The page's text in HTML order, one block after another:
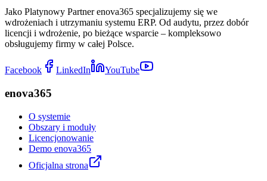
Jako Platynowy Partner enova365 specjalizujemy się we
wdrożeniach i utrzymaniu systemu ERP. Od audytu, przez dobór
licencji i wdrożenie, po bieżące wsparcie – kompleksowo
obsługujemy firmy w całej Polsce.
Facebook LinkedIn YouTube
enova365
O systemie
Obszary i moduły
Licencjonowanie
Demo enova365
Oficjalna strona